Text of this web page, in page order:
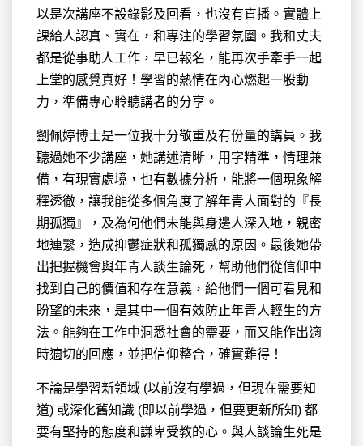
以是次講座不設錄影及回看，也沒有直播。實體上
課給人認真、實在，和專注的學習氛圍。我和丈夫
都是從事助人工作，早已報名，能再次手牽手一起
上堂的感覺真好！學習的熱情在內心燃起一股動
力，準備專心聆聽講者的分享。
劉佩婷博士是一位我十分敬重及有份量的講員。我
聽過她不少講座，她講述清晰，用字精準，情理兼
備，有現實處境，也有數據分析，能將一個現象解
釋透徹，讓我能從多個角度了解年青人面對的『長
期孤獨』，及為何他們未能與身邊人深入地，親密
地連繫，造成抑鬱症狀和孤獨感的原因。最後她帶
出把握機會與年青人談生論死，幫助他們從信仰中
找到自己的價值和存在意義，給他們一個可看見和
盼望的未來，是其中一個有效防止年青人輕生的方
法。能夠在工作中洞悉社會的需要，而又能作出適
時適切的回應，並把信仰整合，確實難得！
不論是學習新領域 (以前沒有學過，但現在需要知
道) 或深化舊知識 (即以前學過，但要更新所知) 都
要有堅持的態度和謙卑受教的心。與人談論生死是